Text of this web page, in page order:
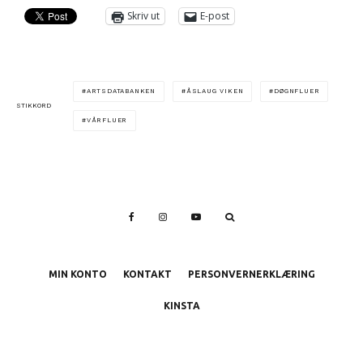
Skriv ut
E-post
STIKKORD
ARTSDATABANKEN ÅSLAUG VIKEN DØGNFLUER
VÅRFLUER
MIN KONTO KONTAKT PERSONVERNERKLÆRING
KINSTA